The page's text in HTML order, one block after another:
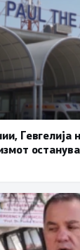
Гевгелија